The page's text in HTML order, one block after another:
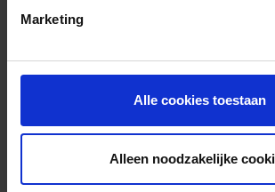
Marketing
Alle cookies toestaan
Alleen noodzakelijke
Foto’s ({{photos.length}})